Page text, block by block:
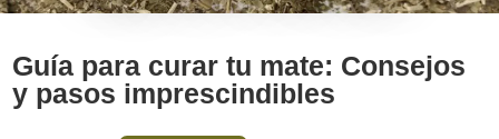
Guía para curar tu mate: Consejos
y pasos imprescindibles